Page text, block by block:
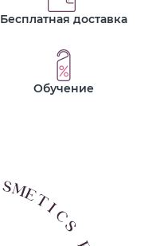
Бесплатная доставка
Обучение